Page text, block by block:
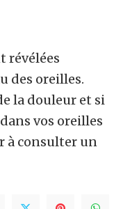
révélées
des oreilles.
la douleur et si
vos oreilles
à consulter un